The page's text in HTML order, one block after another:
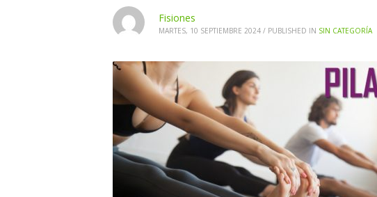
Fisiones
MARTES, 10 SEPTIEMBRE 2024 / PUBLISHED IN SIN CATEGORÍA